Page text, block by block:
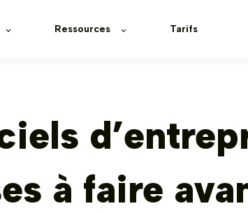
Ressources Tarifs
à faire